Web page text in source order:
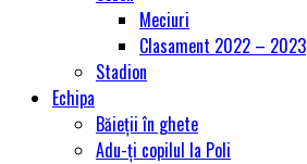
Meciuri
Clasament 2022 – 2023
Stadion
Echipa
Băieții în ghete
Adu-ți copilul la Poli